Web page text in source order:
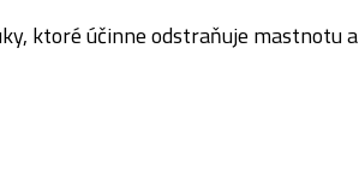
ktoré účinne odstraňuje mastnotu a